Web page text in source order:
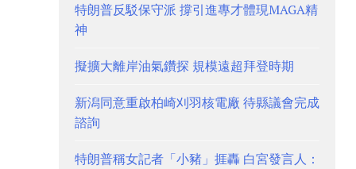
特朗普反駁保守派 撐引進專才體現MAGA精
神
擬擴大離岸油氣鑽探 規模遠超拜登時期
新潟同意重啟柏崎刈羽核電廠 待縣議會完成
諮詢
特朗普稱女記者「小豬」捱轟 白宮發言人：